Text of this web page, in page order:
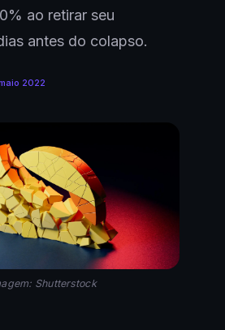
ao retirar seu
antes do colapso.
2022
Shutterstock